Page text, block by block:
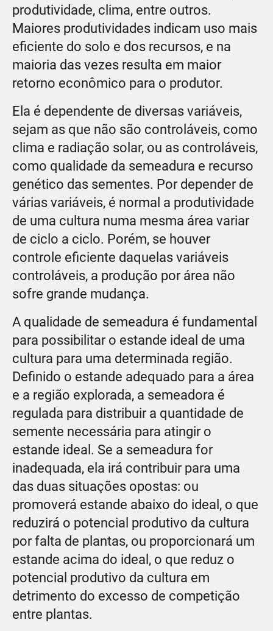
produtividade, clima, entre outros.
Maiores produtividades indicam uso mais
eficiente do solo e dos recursos, e na
maioria das vezes resulta em maior
retorno econômico para o produtor.
Ela é dependente de diversas variáveis,
sejam as que não são controláveis, como
clima e radiação solar, ou as controláveis,
como qualidade da semeadura e recurso
genético das sementes. Por depender de
várias variáveis, é normal a produtividade
de uma cultura numa mesma área variar
de ciclo a ciclo. Porém, se houver
controle eficiente daquelas variáveis
controláveis, a produção por área não
sofre grande mudança.
A qualidade de semeadura é fundamental
para possibilitar o estande ideal de uma
cultura para uma determinada região.
Definido o estande adequado para a área
e a região explorada, a semeadora é
regulada para distribuir a quantidade de
semente necessária para atingir o
estande ideal. Se a semeadura for
inadequada, ela irá contribuir para uma
das duas situações opostas: ou
promoverá estande abaixo do ideal, o que
reduzirá o potencial produtivo da cultura
por falta de plantas, ou proporcionará um
estande acima do ideal, o que reduz o
potencial produtivo da cultura em
detrimento do excesso de competição
entre plantas.